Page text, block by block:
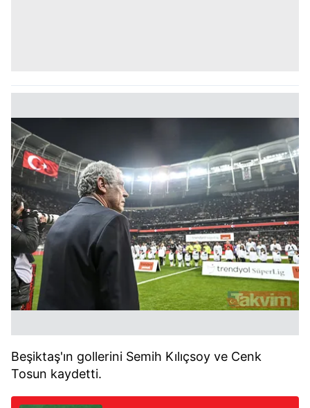
Beşiktaş'ın gollerini Semih Kılıçsoy ve Cenk
Tosun kaydetti.